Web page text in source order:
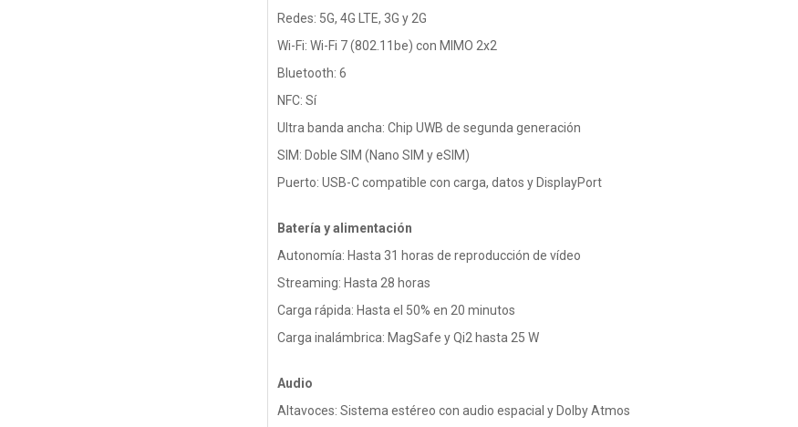
Redes: 5G, 4G LTE, 3G y 2G
Wi-Fi: Wi-Fi 7 (802.11be) con MIMO 2x2
Bluetooth: 6
NFC: Sí
Ultra banda ancha: Chip UWB de segunda generación
SIM: Doble SIM (Nano SIM y eSIM)
Puerto: USB-C compatible con carga, datos y DisplayPort
Batería y alimentación
Autonomía: Hasta 31 horas de reproducción de vídeo
Streaming: Hasta 28 horas
Carga rápida: Hasta el 50% en 20 minutos
Carga inalámbrica: MagSafe y Qi2 hasta 25 W
Audio
Altavoces: Sistema estéreo con audio espacial y Dolby Atmos